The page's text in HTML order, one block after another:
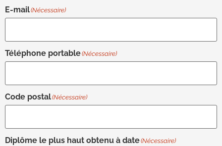
E-mail(Nécessaire)
Téléphone portable(Nécessaire)
Code postal(Nécessaire)
Diplôme le plus haut obtenu à date(Nécessaire)